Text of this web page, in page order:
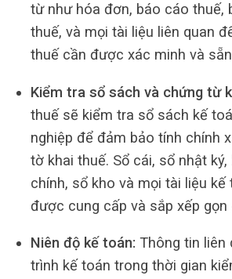
từ như hóa đơn, báo cáo thuế,
thuế, và mọi tài liệu liên quan
thuế cần được xác minh và
Kiểm tra sổ sách và chứng từ
thuế sẽ kiểm tra sổ sách kế
nghiệp để đảm bảo tính chính
tờ khai thuế. Sổ cái, sổ nhật
chính, sổ kho và mọi tài liệu kế
được cung cấp và sắp xếp gọn
Niên độ kế toán: Thông tin liên
trình kế toán trong thời gian